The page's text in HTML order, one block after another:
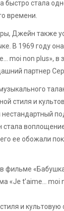
быстро стала
времени.
Джейн также
В 1969 году
moi non plus», в
партнер
стиля и
нестандартный
ее обожали
фильме
«Je t’aime… moi
и культовую